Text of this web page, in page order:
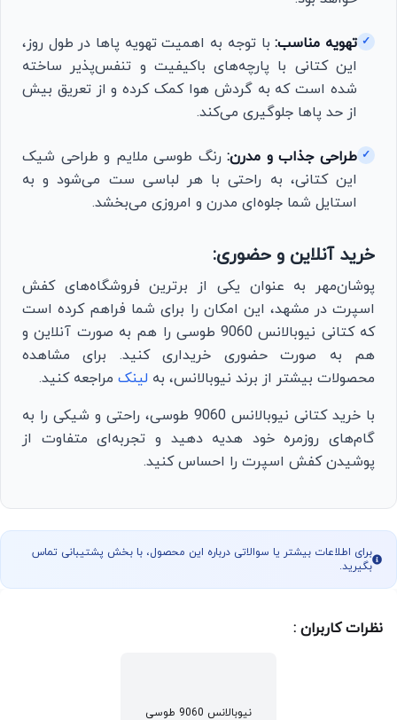
✓ تهویه مناسب:با توجه به اهمیت تهویه پاها در طول روز،
این کتانی با پارچه‌های باکیفیت و تنفس‌پذیر ساخته
شده است که به گردش هوا کمک کرده و از تعریق بیش
از حد پاها جلوگیری می‌کند.
✓ طراحی جذاب و مدرن:رنگ طوسی ملایم و طراحی شیک
این کتانی، به راحتی با هر لباسی ست می‌شود و به
استایل شما جلوه‌ای مدرن و امروزی می‌بخشد.
خرید آنلاین و حضوری:
پوشان‌مهر به عنوان یکی از برترین فروشگاه‌های کفش
اسپرت در مشهد، این امکان را برای شما فراهم کرده است
که کتانی نیوبالانس 9060 طوسی را هم به صورت آنلاین و
هم به صورت حضوری خریداری کنید. برای مشاهده
محصولات بیشتر از برند نیوبالانس، به لینک مراجعه کنید.
با خرید کتانی نیوبالانس 9060 طوسی، راحتی و شیکی را به
گام‌های روزمره خود هدیه دهید و تجربه‌ای متفاوت از
پوشیدن کفش اسپرت را احساس کنید.
برای اطلاعات بیشتر یا سوالاتی درباره این محصول، با بخش پشتیبانی تماس
بگیرید.
نظرات کاربران :
نیوبالانس 9060 طوسی